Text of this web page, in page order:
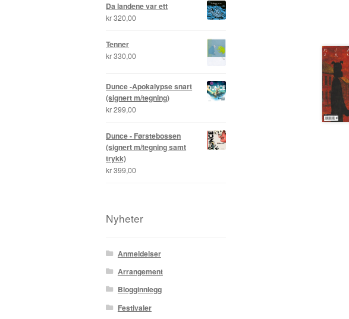
Da landene var ett
kr320,00
Tenner
kr330,00
Dunce -Apokalypse snart
(signert m/tegning)
kr299,00
Dunce - Førstebossen
(signert m/tegning samt
trykk)
kr399,00
Nyheter
Anmeldelser
Arrangement
Blogginnlegg
Festivaler